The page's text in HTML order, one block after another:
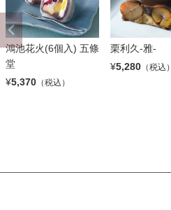
鴻池花火(6個入) 五條
堂
¥5,370 （税込）
栗利久-雅-
¥5,280 （税込）